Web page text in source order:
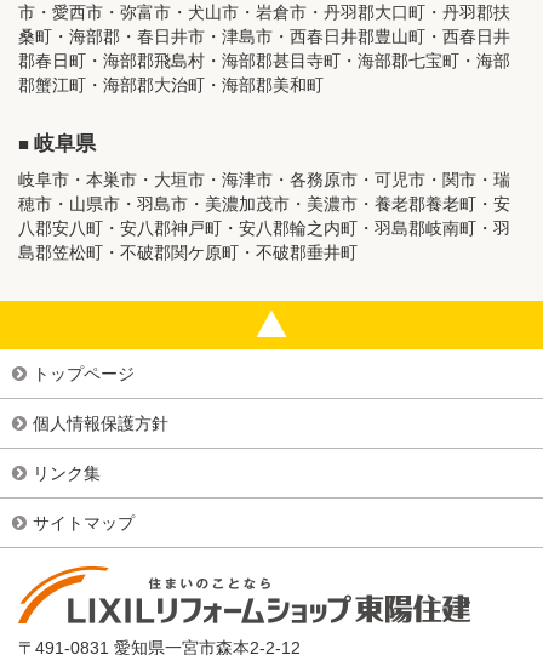
市・愛西市・弥富市・犬山市・岩倉市・丹羽郡大口町・丹羽郡扶
桑町・海部郡・春日井市・津島市・西春日井郡豊山町・西春日井
郡春日町・海部郡飛島村・海部郡甚目寺町・海部郡七宝町・海部
郡蟹江町・海部郡大治町・海部郡美和町
岐阜県
岐阜市・本巣市・大垣市・海津市・各務原市・可児市・関市・瑞
穂市・山県市・羽島市・美濃加茂市・美濃市・養老郡養老町・安
八郡安八町・安八郡神戸町・安八郡輪之内町・羽島郡岐南町・羽
島郡笠松町・不破郡関ケ原町・不破郡垂井町
トップページ
個人情報保護方針
リンク集
サイトマップ
〒491-0831 愛知県一宮市森本2-2-12